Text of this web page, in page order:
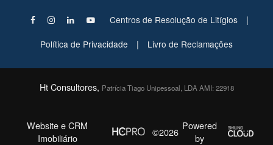
Centros de Resolução de Litígios |
Política de Privacidade | Livro de Reclamações
Ht Consultores, Patrícia Tiago Unipessoal, LDA AMI: 22918
Website e CRM
Imobiliário
©2026 Powered
by